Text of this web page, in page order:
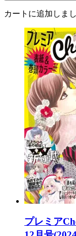
カートに追加しま
プレミア